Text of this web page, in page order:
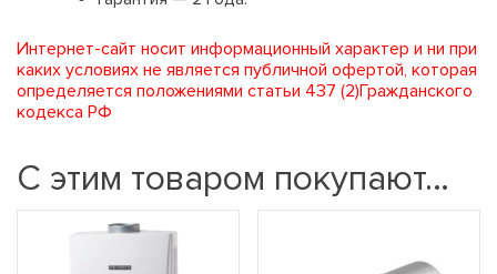
Интернет-сайт носит информационный характер и ни при
каких условиях не является публичной офертой, которая
определяется положениями статьи 437 (2)Гражданского
кодекса РФ
С этим товаром покупают…